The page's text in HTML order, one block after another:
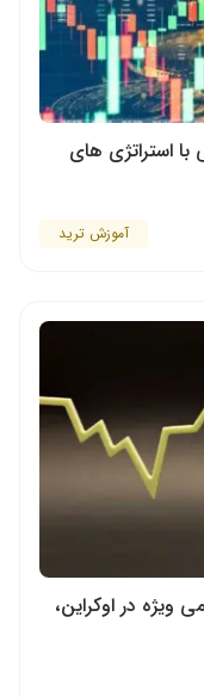
با استراتژی های
آموزش ترید
ویژه در اوکراین،